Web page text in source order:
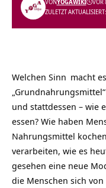
ZULETZT
VONYOGAWIKI VOR
Welchen Sinn macht
und stattdessen – wie
essen? Wie haben
Nahrungsmittel
verarbeiten, wie es
gesehen eine neue
die Menschen sich